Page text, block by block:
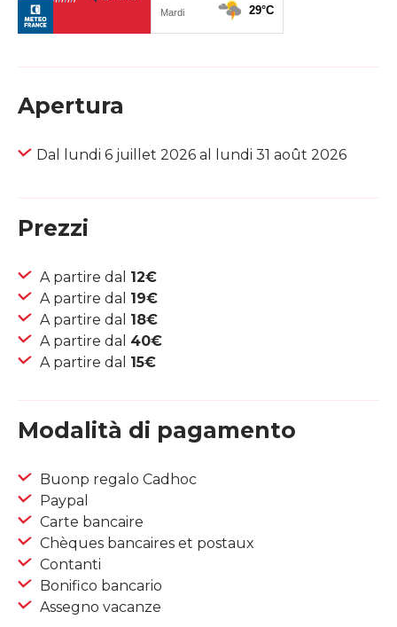
Apertura
Dal lundi 6 juillet 2026 al lundi 31 août 2026
Prezzi
A partire dal 12€
A partire dal 19€
A partire dal 18€
A partire dal 40€
A partire dal 15€
Modalità di pagamento
Buonp regalo Cadhoc
Paypal
Carte bancaire
Chèques bancaires et postaux
Contanti
Bonifico bancario
Assegno vacanze